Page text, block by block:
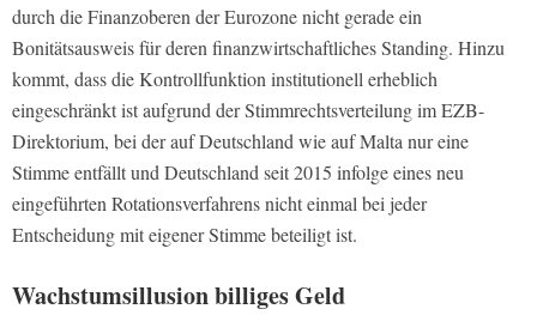
durch die Finanzoberen der Eurozone nicht gerade ein
Bonitätsausweis für deren finanzwirtschaftliches Standing. Hinzu
kommt, dass die Kontrollfunktion institutionell erheblich
eingeschränkt ist aufgrund der Stimmrechtsverteilung im EZB-
Direktorium, bei der auf Deutschland wie auf Malta nur eine
Stimme entfällt und Deutschland seit 2015 infolge eines neu
eingeführten Rotationsverfahrens nicht einmal bei jeder
Entscheidung mit eigener Stimme beteiligt ist.
Wachstumsillusion billiges Geld